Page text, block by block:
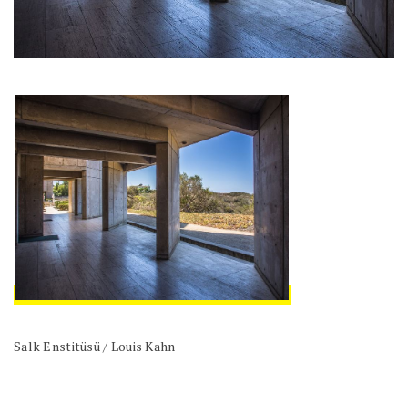
Salk Enstitüsü / Louis Kahn